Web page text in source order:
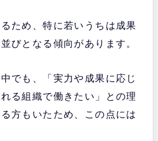
ため、特に若いうちは成果
びとなる傾向があります。
でも、「実力や成果に応じ
る組織で働きたい」との理
方もいたため、この点には